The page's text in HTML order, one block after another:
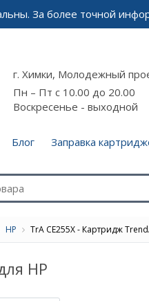
За более точной
г. Химки, Молодежный
Пн – Пт с 10.00 до 20.00
Воскресенье - выходной
Блог Заправка
HP TrA CE255X - Картридж
HP